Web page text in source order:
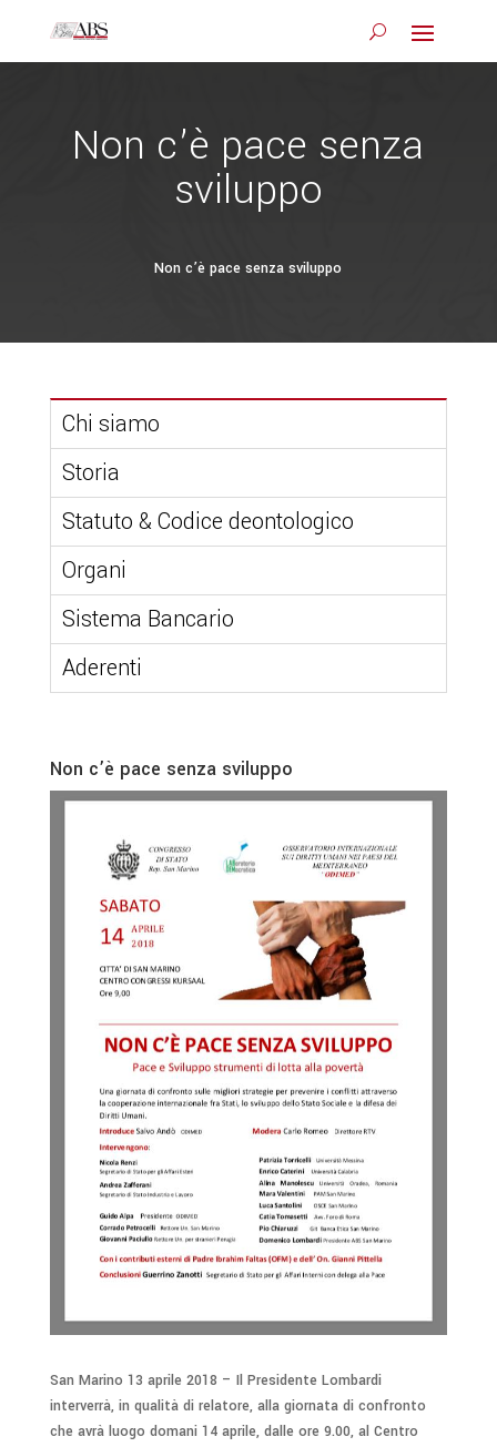
Non c’è pace senza
sviluppo
Non c’è pace senza sviluppo
Chi siamo
Storia
Statuto & Codice deontologico
Organi
Sistema Bancario
Aderenti
Non c’è pace senza sviluppo
San Marino 13 aprile 2018 – Il Presidente Lombardi
interverrà, in qualità di relatore, alla giornata di confronto
che avrà luogo domani 14 aprile, dalle ore 9.00, al Centro